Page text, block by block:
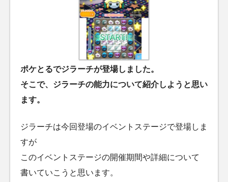
ポケとるでジラーチが登場しました。
そこで、ジラーチの能力について紹介しようと思い
ます。
ジラーチは今回登場のイベントステージで登場しま
すが
このイベントステージの開催期間や詳細について
書いていこうと思います。